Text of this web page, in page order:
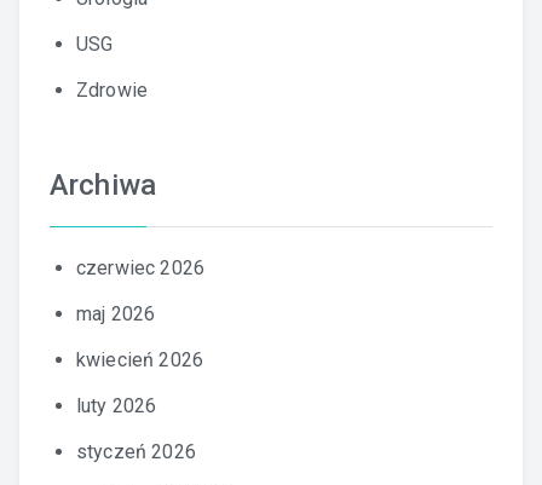
USG
Zdrowie
Archiwa
czerwiec 2026
maj 2026
kwiecień 2026
luty 2026
styczeń 2026